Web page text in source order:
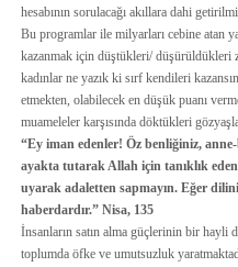
hesabının sorulacağı akıllara dahi
Bu programlar ile milyarları cebine atan
kazanmak için düştükleri/ düşürüldükleri
kadınlar ne yazık ki sırf kendileri
etmekten, olabilecek en düşük puanı
muameleler karşısında döktükleri
“Ey iman edenler! Öz benliğiniz,
ayakta tutarak Allah için tanıklık
uyarak adaletten sapmayın. Eğer
haberdardır.” Nisa, 135
İnsanların satın alma güçlerinin bir hayli
toplumda öfke ve umutsuzluk